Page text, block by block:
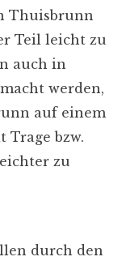
Thuisbrunn
Teil leicht zu
auch in
werden,
auf einem
Trage bzw.
zu
durch den